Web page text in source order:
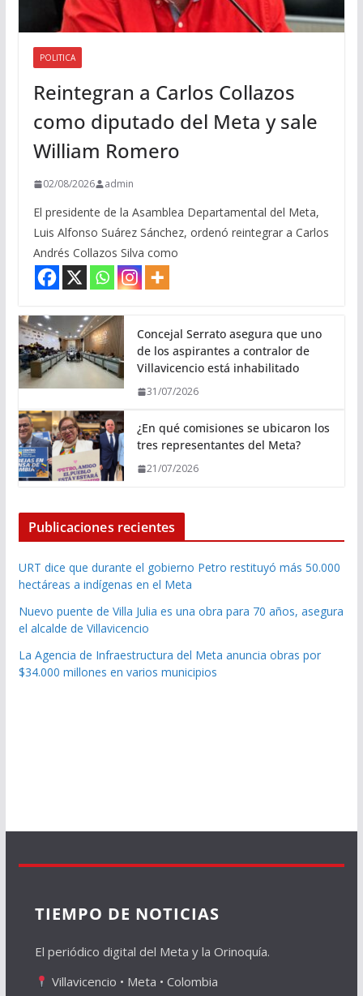
POLITICA
Reintegran a Carlos Collazos
como diputado del Meta y sale
William Romero
02/08/2026 admin
El presidente de la Asamblea Departamental del Meta,
Luis Alfonso Suárez Sánchez, ordenó reintegrar a Carlos
Andrés Collazos Silva como
Concejal Serrato asegura que uno
de los aspirantes a contralor de
Villavicencio está inhabilitado
31/07/2026
¿En qué comisiones se ubicaron los
tres representantes del Meta?
21/07/2026
Publicaciones recientes
URT dice que durante el gobierno Petro restituyó más 50.000
hectáreas a indígenas en el Meta
Nuevo puente de Villa Julia es una obra para 70 años, asegura
el alcalde de Villavicencio
La Agencia de Infraestructura del Meta anuncia obras por
$34.000 millones en varios municipios
TIEMPO DE NOTICIAS
El periódico digital del Meta y la Orinoquía.
Villavicencio • Meta • Colombia